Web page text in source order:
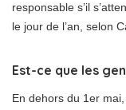
responsable s’il
le jour de l’an, selon
Est-ce que les
En dehors du 1er